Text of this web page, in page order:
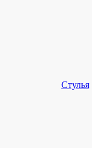
Стулья